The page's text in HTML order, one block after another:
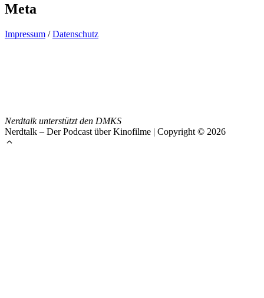
Meta
Impressum /Datenschutz
Nerdtalk unterstützt den DMKS
Nerdtalk – Der Podcast über Kinofilme | Copyright © 2026